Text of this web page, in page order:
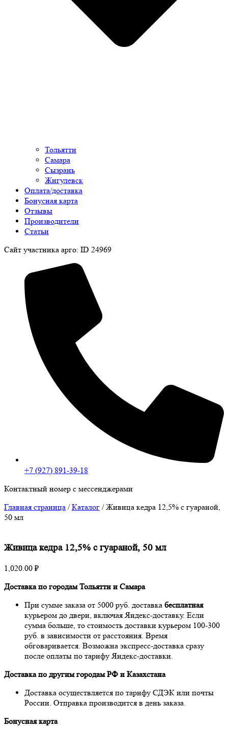
Тольятти
Самара
Сызрань
Жигулевск
Оплата/доставка
Бонусная карта
Отзывы
Производители
Статьи
Сайт участника арго: ID 24969
+7 (927) 891-39-18
Контактный номер с мессенджерами
Главная страница /Каталог /Живица кедра 12,5% с гуараной,
50 мл
Живица кедра 12,5% с гуараной, 50 мл
1,020.00 ₽
Доставка по городам Тольятти и Самара
При сумме заказа от 5000 руб. доставка бесплатная
курьером до двери, включая Яндекс-доставку. Если
сумма больше, то стоимость доставки курьером 100-300
руб. в зависимости от расстояния. Время
обговаривается. Возможна экспресс-доставка сразу
после оплаты по тарифу Яндекс-доставки.
Доставка по другим городам РФ и Казахстана
Доставка осуществляется по тарифу СДЭК или почты
России. Отправка производится в день заказа.
Бонусная карта